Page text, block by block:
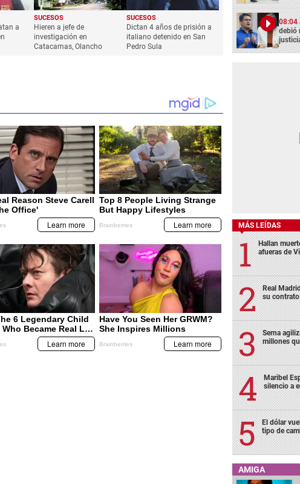
a
SUCESOS
Hieren a jefe de
investigación en
Catacamas, Olancho
SUCESOS
Dictan 4 años de prisión a
italiano detenido en San
Pedro Sula
debió
MÁS LEÍDAS
Hallan
afueras de
Real
su
Serna
millones
Maribel
silencio a
El dólar
tipo de
AMIGA